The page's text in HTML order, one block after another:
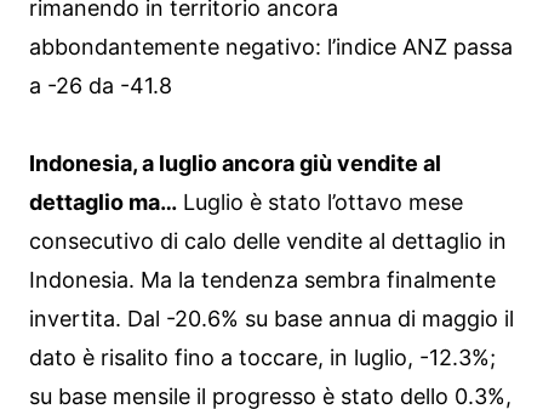
rimanendo in territorio ancora
abbondantemente negativo: l’indice ANZ passa
a -26 da -41.8
Indonesia, a luglio ancora giù vendite al
dettaglio ma… Luglio è stato l’ottavo mese
consecutivo di calo delle vendite al dettaglio in
Indonesia. Ma la tendenza sembra finalmente
invertita. Dal -20.6% su base annua di maggio il
dato è risalito fino a toccare, in luglio, -12.3%;
su base mensile il progresso è stato dello 0.3%,